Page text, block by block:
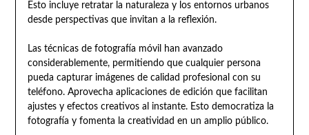
Esto incluye retratar la naturaleza y los entornos urbanos
desde perspectivas que invitan a la reflexión.
Las técnicas de fotografía móvil han avanzado
considerablemente, permitiendo que cualquier persona
pueda capturar imágenes de calidad profesional con su
teléfono. Aprovecha aplicaciones de edición que facilitan
ajustes y efectos creativos al instante. Esto democratiza la
fotografía y fomenta la creatividad en un amplio público.